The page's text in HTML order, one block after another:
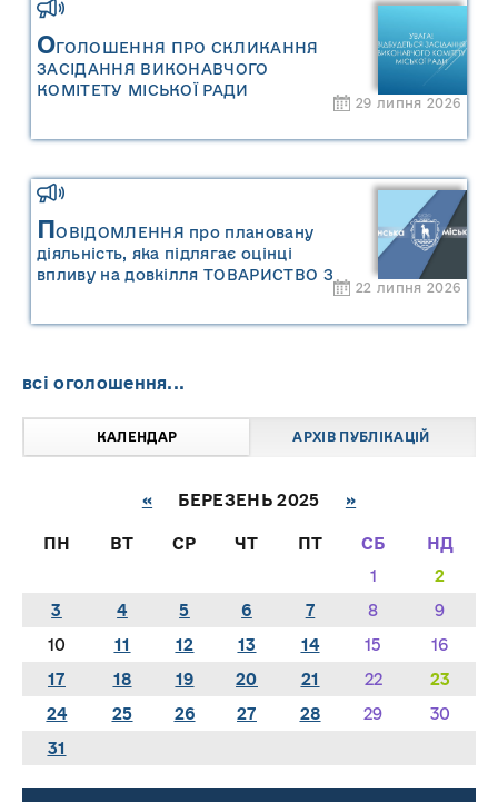
міської територіальної громади»
ОГОЛОШЕННЯ ПРО СКЛИКАННЯ
ЗАСІДАННЯ ВИКОНАВЧОГО
КОМІТЕТУ МІСЬКОЇ РАДИ
29 липня 2026
ПОВІДОМЛЕННЯ про плановану
діяльність, яка підлягає оцінці
впливу на довкілля ТОВАРИСТВО З
22 липня 2026
всі оголошення...
КАЛЕНДАР АРХІВ ПУБЛІКАЦІЙ
« БЕРЕЗЕНЬ 2025 »
ПН ВТ СР ЧТ ПТ СБ
НД
1
2
3
4 5 6 7 8
9
10
11 12 13 14 15
16
17
18 19 20 21 22
23
24
25 26 27 28 29
30
31